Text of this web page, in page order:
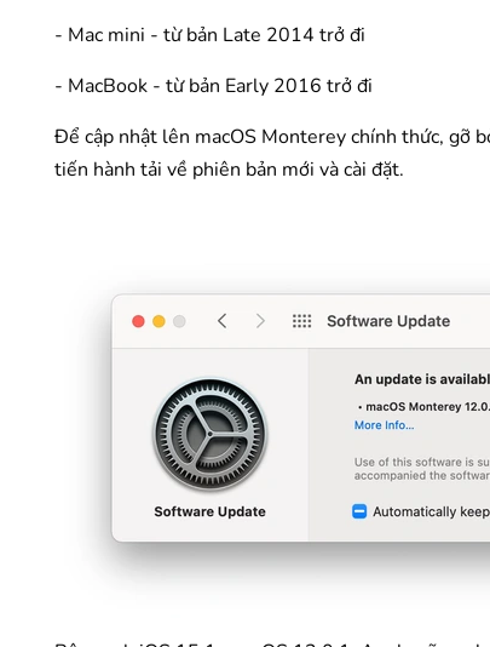
- Mac mini - từ bản Late 2014 trở đi
- MacBook - từ bản Early 2016 trở đi
Để cập nhật lên macOS Monterey chính thức, gỡ
tiến hành tải về phiên bản mới và cài đặt.